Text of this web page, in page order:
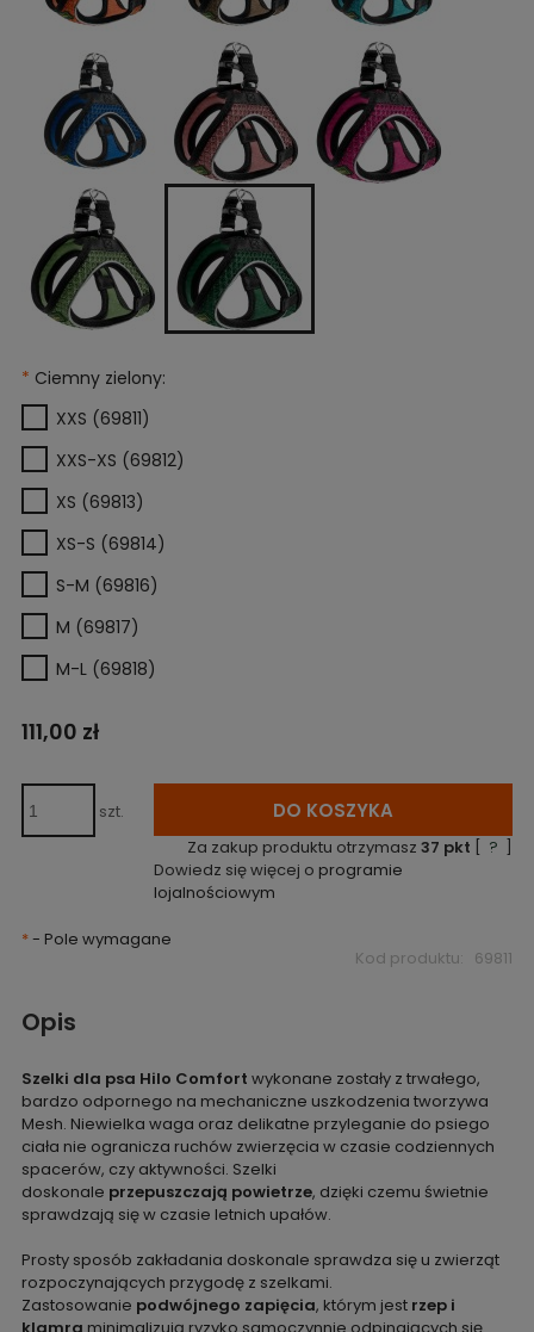
* Ciemny zielony:
XXS (69811)
XXS-XS (69812)
XS (69813)
XS-S (69814)
S-M (69816)
M (69817)
M-L (69818)
111,00 zł
szt. DO KOSZYKA
Za zakup produktu otrzymasz37 pkt [ ? ]
Dowiedz się więcej o programie
lojalnościowym
*- Pole wymagane
Kod produktu: 69811
Opis
Szelki dla psa Hilo Comfort wykonane zostały z trwałego,
bardzo odpornego na mechaniczne uszkodzenia tworzywa
Mesh. Niewielka waga oraz delikatne przyleganie do psiego
ciała nie ogranicza ruchów zwierzęcia w czasie codziennych
spacerów, czy aktywności. Szelki
doskonale przepuszczają powietrze, dzięki czemu świetnie
sprawdzają się w czasie letnich upałów.
Prosty sposób zakładania doskonale sprawdza się u zwierząt
rozpoczynających przygodę z szelkami.
Zastosowanie podwójnego zapięcia, którym jest rzep i